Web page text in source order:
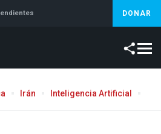
DONAR
Irán Inteligencia Artificial